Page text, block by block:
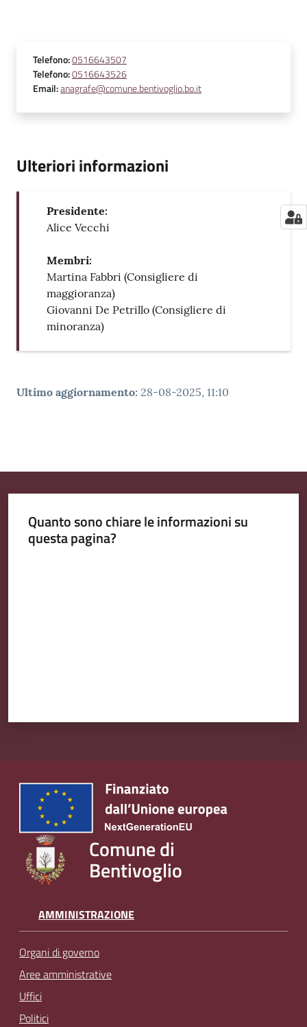
Telefono:0516643507
Telefono:0516643526
Email:anagrafe@comune.bentivoglio.bo.it
Ulteriori informazioni
Presidente:
Alice Vecchi
Membri:
Martina Fabbri (Consigliere di
maggioranza)
Giovanni De Petrillo (Consigliere di
minoranza)
Ultimo aggiornamento: 28-08-2025, 11:10
Quanto sono chiare le informazioni su
questa pagina?
Comune di
Bentivoglio
AMMINISTRAZIONE
Organi di governo
Aree amministrative
Uffici
Politici